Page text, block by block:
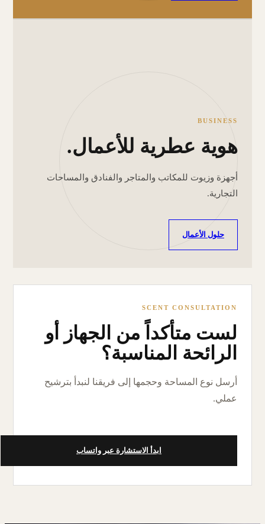
BUSINESS
هوية عطرية للأعمال.
أجهزة وزيوت للمكاتب والمتاجر والفنادق والمساحات
التجارية.
حلول الأعمال
SCENT CONSULTATION
لست متأكداً من الجهاز أو
الرائحة المناسبة؟
أرسل نوع المساحة وحجمها إلى فريقنا لنبدأ بترشيح
عملي.
ابدأ الاستشارة عبر واتساب